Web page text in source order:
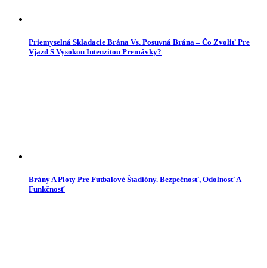
Priemyselná Skladacie Brána Vs. Posuvná Brána – Čo Zvoliť Pre
Vjazd S Vysokou Intenzitou Premávky?
Brány A Ploty Pre Futbalové Štadióny. Bezpečnosť, Odolnosť A
Funkčnosť